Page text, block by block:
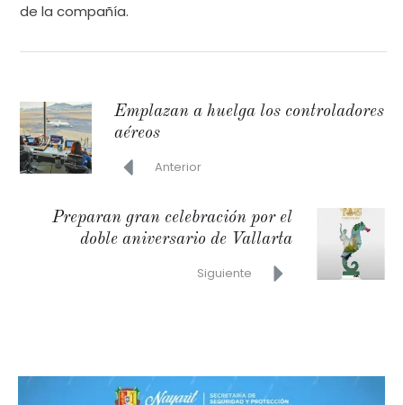
de la compañía.
Emplazan a huelga los controladores
aéreos
Anterior
Preparan gran celebración por el
doble aniversario de Vallarta
Siguiente